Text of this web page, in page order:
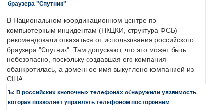
браузера "Спутник"
В Национальном координационном центре по
компьютерным инцидентам (НКЦКИ, структура ФСБ)
рекомендовали отказаться от использования российского
браузера "Спутник". Там допускают, что это может быть
небезопасно, поскольку создавшая его компания
обанкротилась, а доменное имя выкуплено компанией из
США.
Ъ: В российских кнопочных телефонах обнаружили уязвимость,
которая позволяет управлять телефоном посторонним